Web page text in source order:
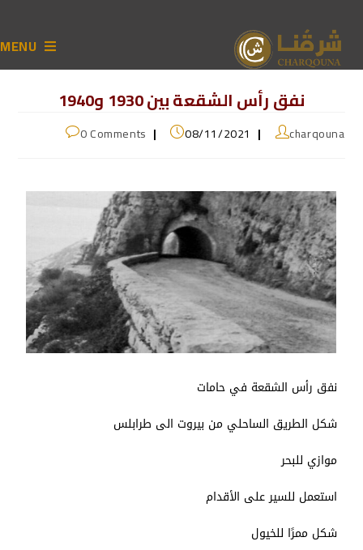
MENU
نفق رأس الشقعة بين 1930 و1940
charqouna
08/11/2021
0 Comments
نفق رأس الشقعة في حامات
شكل الطريق الساحلي من بيروت الى طرابلس
موازي للبحر
استعمل للسير على الأقدام
شكل ممرًا للخيول